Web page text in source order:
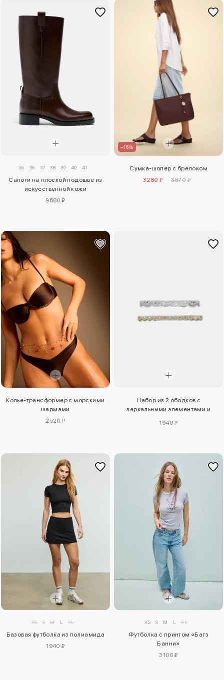
35 36 37 38 39 40 41
Сапоги на плоской подошве из
искусственной кожи
9680 ₽
–16%
Сумка-шопер с брелоком
3280 ₽
3870 ₽
Колье-трансформер с морскими
шармами
2520 ₽
Набор из 2 ободков с
зеркальными элементами и
1940 ₽
XS S M L XL
Базовая футболка из полиамида
1940 ₽
XS S M L XL
Футболка с принтом «Багз
Банни»
3100 ₽